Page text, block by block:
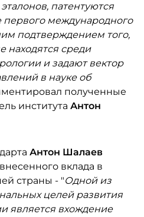
патентуются
первого международного
подтверждением того,
находятся среди
и задают вектор
в науке об
полученные
института Антон
Антон Шалаев
вклада в
страны - "Одной из
целей развития
является вхождение